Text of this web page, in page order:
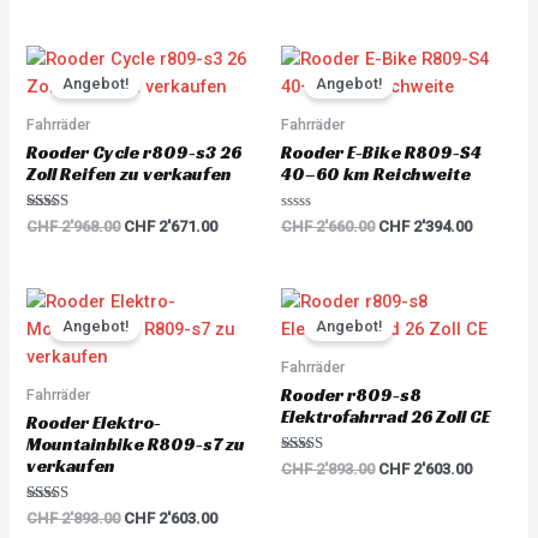
Angebot!
Fahrräder
Rooder Cycle r809-s3 26
Zoll Reifen zu verkaufen
Rated
5.00
CHF2'968.00
Original
price
was:
CHF2'671.00
Current
is:
CHF 2'671.00.
Angebot!
Fahrräder
Rooder E-Bike R809-S4
40–60 km Reichweite
R
a
0
o
u
t
f
CHF2'660.00
Original
price
was:
CHF2'394.00
Current
Angebot!
Fahrräder
Rooder Elektro-
Mountainbike R809-s7 zu
verkaufen
Rated
5.00
CHF2'893.00
Original
price
was:
CHF2'603.00
is:
CHF 2'603.00.
Angebot!
Fahrräder
Rooder r809-s8
Elektrofahrrad 26 Zoll CE
Rated
5.00
CHF2'893.00
Original
price
was:
CHF2'603.00
is: